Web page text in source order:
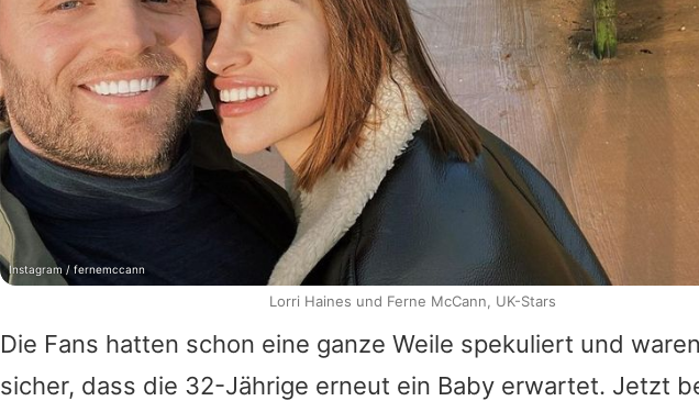
Die Fans hatten schon eine ganze Weile spekuliert und
sicher, dass die 32-Jährige erneut ein Baby erwartet. Jetzt
Instagram / fernemccann
Lorri Haines und Ferne McCann, UK-Stars